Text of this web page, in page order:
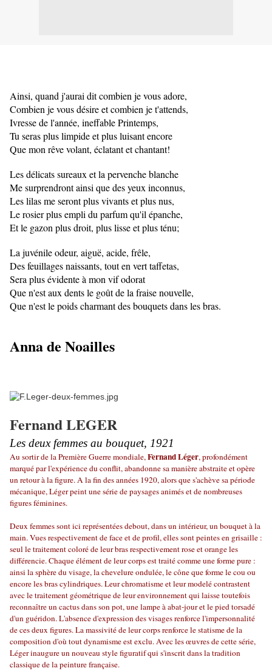
Ainsi, quand j'aurai dit combien je vous adore,
Combien je vous désire et combien je t'attends,
Ivresse de l'année, ineffable Printemps,
Tu seras plus limpide et plus luisant encore
Que mon rêve volant, éclatant et chantant!
Les délicats sureaux et la pervenche blanche
Me surprendront ainsi que des yeux inconnus,
Les lilas me seront plus vivants et plus nus,
Le rosier plus empli du parfum qu'il épanche,
Et le gazon plus droit, plus lisse et plus ténu;
La juvénile odeur, aiguë, acide, frêle,
Des feuillages naissants, tout en vert taffetas,
Sera plus évidente à mon vif odorat
Que n'est aux dents le goût de la fraise nouvelle,
Que n'est le poids charmant des bouquets dans les bras.
Anna de Noailles
Fernand LEGER
Les deux femmes au bouquet, 1921
Au sortir de la Première Guerre mondiale,Fernand Léger, profondément
marqué par l'expérience du conflit, abandonne sa manière abstraite et opère
un retour à la figure. A la fin des années 1920, alors que s'achève sa période
mécanique, Léger peint une série de paysages animés et de nombreuses
figures féminines.
Deux femmes sont ici représentées debout, dans un intérieur, un bouquet à la
main. Vues respectivement de face et de profil, elles sont peintes en grisaille :
seul le traitement coloré de leur bras respectivement rose et orange les
différencie. Chaque élément de leur corps est traité comme une forme pure :
ainsi la sphère du visage, la chevelure ondulée, le cône que forme le cou ou
encore les bras cylindriques. Leur chromatisme et leur modelé contrastent
avec le traitement géométrique de leur environnement qui laisse toutefois
reconnaître un cactus dans son pot, une lampe à abat-jour et le pied torsadé
d'un guéridon. L'absence d'expression des visages renforce l'impersonnalité
de ces deux figures. La massivité de leur corps renforce le statisme de la
composition d'où tout dynamisme est exclu. Avec les œuvres de cette série,
Léger inaugure un nouveau style figuratif qui s'inscrit dans la tradition
classique de la peinture française.